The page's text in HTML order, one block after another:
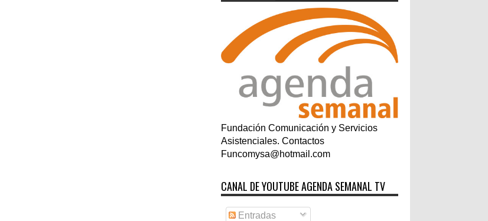
Fundación Comunicación y Servicios
Asistenciales. Contactos
Funcomysa@hotmail.com
CANAL DE YOUTUBE AGENDA SEMANAL TV
Entradas